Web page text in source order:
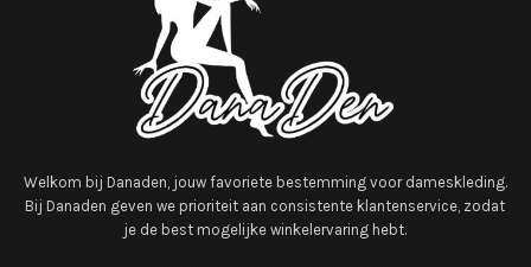
Welkom bij Danaden, jouw favoriete bestemming voor dameskleding.
Bij Danaden geven we prioriteit aan consistente klantenservice, zodat
je de best mogelijke winkelervaring hebt.